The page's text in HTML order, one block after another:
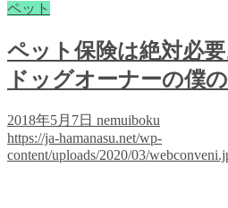
ペット
ペット保険は絶対必
ドッグオーナーの僕
2018年5月7日 nemuiboku
https://ja-hamanasu.net/wp-
content/uploads/2020/03/